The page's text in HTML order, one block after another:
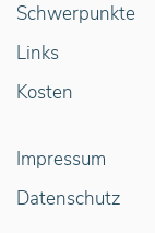
Schwerpunkte
Links
Kosten
Impressum
Datenschutz